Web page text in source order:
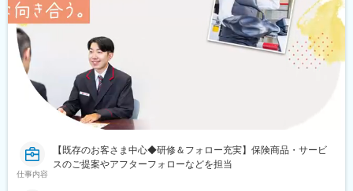
仕事内容
【既存のお客さま中心◆研修＆フォロー充実】保険商品・サービ
スのご提案やアフターフォローなどを担当